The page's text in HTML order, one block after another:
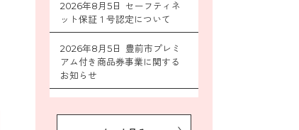
2026年8月5日 セーフティネ
ット保証１号認定について
2026年8月5日 豊前市プレミ
アム付き商品券事業に関する
お知らせ
ン作戦参加者募集